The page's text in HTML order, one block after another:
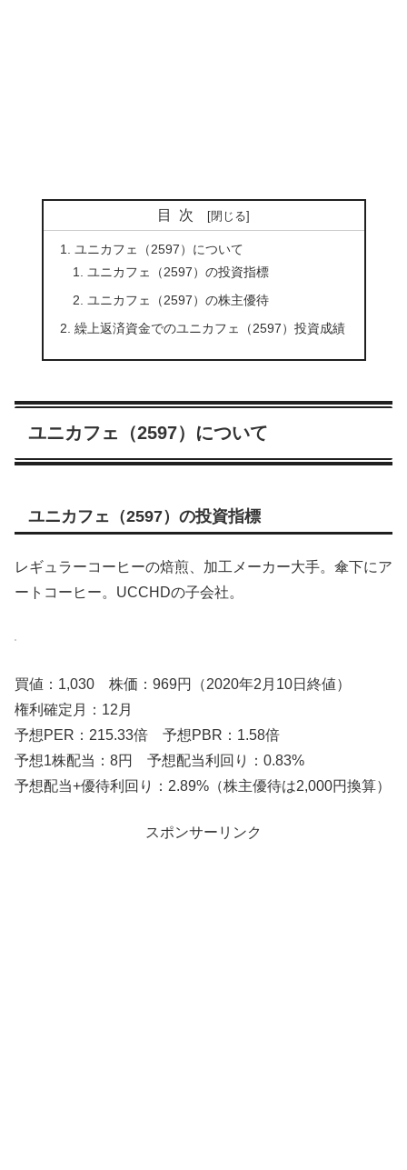
目次
ユニカフェ（2597）について
ユニカフェ（2597）の投資指標
ユニカフェ（2597）の株主優待
繰上返済資金でのユニカフェ（2597）投資成績
ユニカフェ（2597）について
ユニカフェ（2597）の投資指標
レギュラーコーヒーの焙煎、加工メーカー大手。傘下にア
ートコーヒー。UCCHDの子会社。
買値：1,030 株価：969円（2020年2月10日終値）
権利確定月：12月
予想PER：215.33倍 予想PBR：1.58倍
予想1株配当：8円 予想配当利回り：0.83%
予想配当+優待利回り：2.89%（株主優待は2,000円換算）
スポンサーリンク